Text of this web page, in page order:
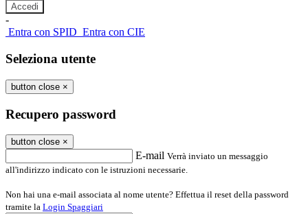
-
Entra con SPID Entra con CIE
Seleziona utente
button close ×
Recupero password
button close ×
E-mail Verrà inviato un messaggio
all'indirizzo indicato con le istruzioni necessarie.
Non hai una e-mail associata al nome utente? Effettua il reset della password
tramite la Login Spaggiari